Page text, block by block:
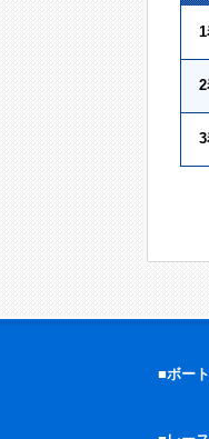
■ボー